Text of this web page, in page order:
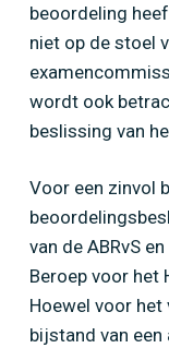
beoordeling
niet op de stoel
wordt ook
beslissing van
Voor een zinvol
van de ABRvS
Beroep voor het
Hoewel voor het
bijstand van